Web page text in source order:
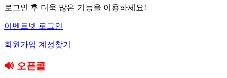
로그인 후 더욱 많은 기능을 이용하세요!
이벤트넷 로그인
회원가입 계정찾기
🔊 오픈콜